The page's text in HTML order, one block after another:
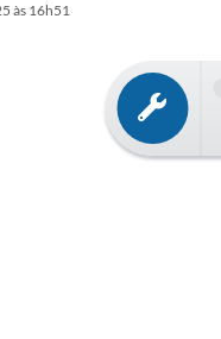
às 16h51